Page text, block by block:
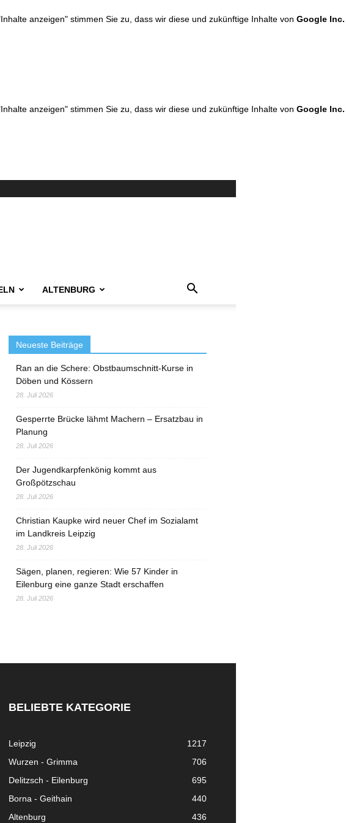
anzeigen" stimmen Sie zu, dass wir diese und zukünftige Inhalte von Google Inc.
anzeigen" stimmen Sie zu, dass wir diese und zukünftige Inhalte von Google Inc.
ALTENBURG
Neueste Beiträge
Ran an die Schere: Obstbaumschnitt-Kurse in
Döben und Kössern
28. Juli 2026
Gesperrte Brücke lähmt Machern – Ersatzbau in
Planung
28. Juli 2026
Der Jugendkarpfenkönig kommt aus
Großpötzschau
28. Juli 2026
Christian Kaupke wird neuer Chef im Sozialamt
im Landkreis Leipzig
28. Juli 2026
Sägen, planen, regieren: Wie 57 Kinder in
Eilenburg eine ganze Stadt erschaffen
28. Juli 2026
BELIEBTE KATEGORIE
Leipzig
1217
Wurzen - Grimma
706
Delitzsch - Eilenburg
695
Borna - Geithain
440
Altenburg
436